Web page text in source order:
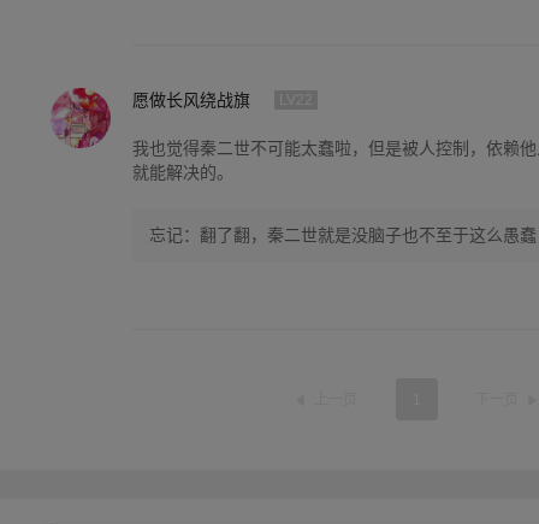
愿做长风绕战旗
我也觉得秦二世不可能太蠢啦，但是被人控制，依赖
就能解决的。
忘记：翻了翻，秦二世就是没脑子也不至于这么愚